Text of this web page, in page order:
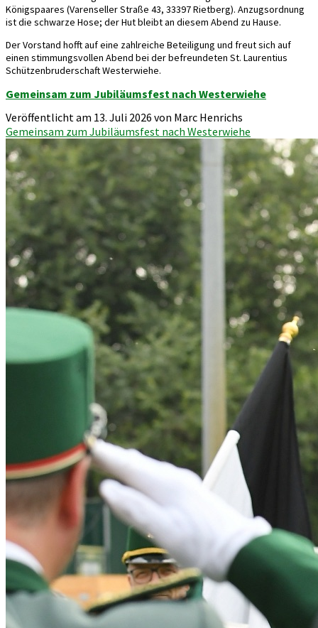
Königspaares (Varenseller Straße 43, 33397 Rietberg). Anzugsordnung
ist die schwarze Hose; der Hut bleibt an diesem Abend zu Hause.
Der Vorstand hofft auf eine zahlreiche Beteiligung und freut sich auf
einen stimmungsvollen Abend bei der befreundeten St. Laurentius
Schützenbruderschaft Westerwiehe.
Gemeinsam zum Jubiläumsfest nach Westerwiehe
Veröffentlicht am 13. Juli 2026 von Marc Henrichs
Gemeinsam zum Jubiläumsfest nach Westerwiehe